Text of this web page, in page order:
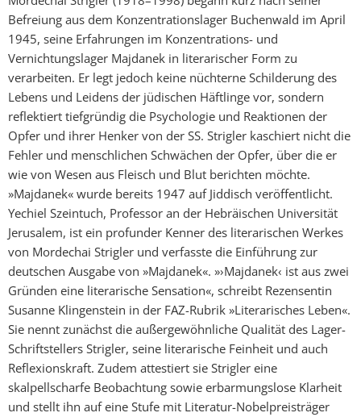
Befreiung aus dem Konzentrationslager Buchenwald im April
1945, seine Erfahrungen im Konzentrations- und
Vernichtungslager Majdanek in literarischer Form zu
verarbeiten. Er legt jedoch keine nüchterne Schilderung des
Lebens und Leidens der jüdischen Häftlinge vor, sondern
reflektiert tiefgründig die Psychologie und Reaktionen der
Opfer und ihrer Henker von der SS. Strigler kaschiert nicht die
Fehler und menschlichen Schwächen der Opfer, über die er
wie von Wesen aus Fleisch und Blut berichten möchte.
»Majdanek« wurde bereits 1947 auf Jiddisch veröffentlicht.
Yechiel Szeintuch, Professor an der Hebräischen Universität
Jerusalem, ist ein profunder Kenner des literarischen Werkes
von Mordechai Strigler und verfasste die Einführung zur
deutschen Ausgabe von »Majdanek«. »›Majdanek‹ ist aus zwei
Gründen eine literarische Sensation«, schreibt Rezensentin
Susanne Klingenstein in der FAZ-Rubrik »Literarisches Leben«.
Sie nennt zunächst die außergewöhnliche Qualität des Lager-
Schriftstellers Strigler, seine literarische Feinheit und auch
Reflexionskraft. Zudem attestiert sie Strigler eine
skalpellscharfe Beobachtung sowie erbarmungslose Klarheit
und stellt ihn auf eine Stufe mit Literatur-Nobelpreisträger